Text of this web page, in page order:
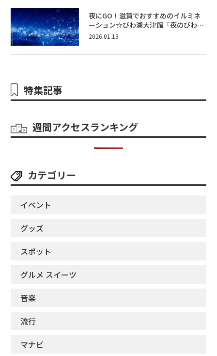
夜にGO！滋賀でおすすめのイルミネ
ーション☆びわ湖大津館「夜のびわ湖
に輝くいきものたち」開催！
2026.01.13
特集記事
週間アクセスランキング
カテゴリー
イベント
グッズ
スポット
グルメ スイーツ
音楽
流行
マナビ